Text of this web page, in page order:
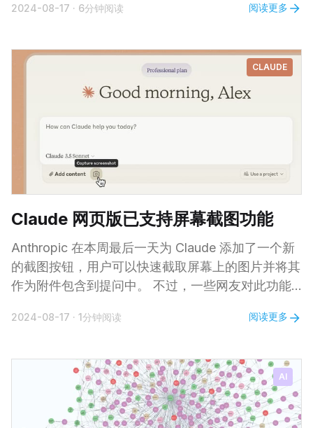
见住客类型及预订方式。对于错过末班车的上班族或
验到日本极简设计的魅力。如果你计划独自游日，不
妨考虑这种特别的住宿方式。 最近住了一次胶囊酒
初对日本的胶囊酒店感到好奇的机缘是见到Nine
感叹这种最大限度压缩居住空间的休息方式、也被日
式极简设计开了眼界。我住的不是Nine Hours，而
2024-08-17 · 6分钟阅读 阅读更多
CLAUDE
Claude 网页版已支持屏幕截图功能
Anthropic 在本周最后一天为 Claude 添加了一个新
的截图按钮，用户可以快速截取屏幕上的图片并将其
作为附件包含到提问中。 不过，一些网友对此功能
捷键 Shift + Control + Command + 4 来实现相似的
到 Claude 中。 这表明新功能虽然便捷，但对于熟悉
系统快捷键的用户而言，这种操作方式可能早已成为
习惯。因此，新增的截图按钮更多是为了简化流程，
方便不熟悉快捷键的用户，或者为不同设备或操作系
2024-08-17 · 1分钟阅读 阅读更多
AI